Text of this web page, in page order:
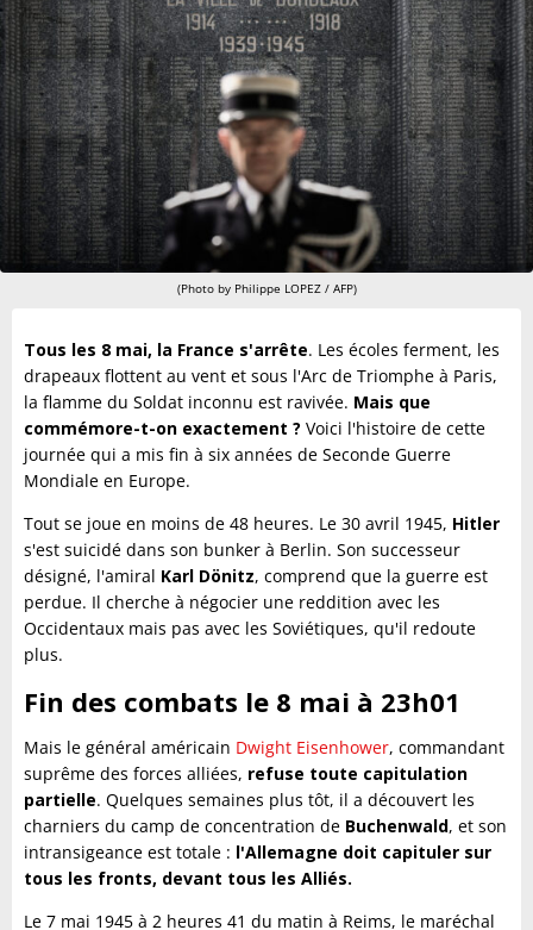
(Photo by Philippe LOPEZ / AFP)
Tous les 8 mai, la France s'arrête. Les écoles ferment, les
drapeaux flottent au vent et sous l'Arc de Triomphe à Paris,
la flamme du Soldat inconnu est ravivée. Mais que
commémore-t-on exactement ? Voici l'histoire de cette
journée qui a mis fin à six années de Seconde Guerre
Mondiale en Europe.
Tout se joue en moins de 48 heures. Le 30 avril 1945, Hitler
s'est suicidé dans son bunker à Berlin. Son successeur
désigné, l'amiral Karl Dönitz, comprend que la guerre est
perdue. Il cherche à négocier une reddition avec les
Occidentaux mais pas avec les Soviétiques, qu'il redoute
plus.
Fin des combats le 8 mai à 23h01
Mais le général américain Dwight Eisenhower, commandant
suprême des forces alliées, refuse toute capitulation
partielle. Quelques semaines plus tôt, il a découvert les
charniers du camp de concentration de Buchenwald, et son
intransigeance est totale : l'Allemagne doit capituler sur
tous les fronts, devant tous les Alliés.
Le 7 mai 1945 à 2 heures 41 du matin à Reims, le maréchal